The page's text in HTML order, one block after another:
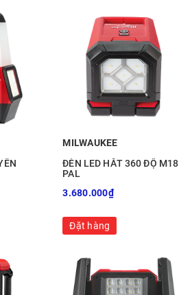
MILWAUKEE
ĐÈN LED HẮT 360 ĐỘ M18
PAL
3.680.000₫
Đặt hàng